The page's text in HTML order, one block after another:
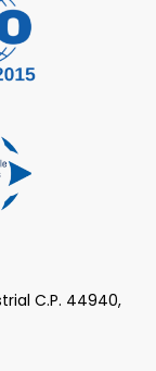
C.P. 44940,